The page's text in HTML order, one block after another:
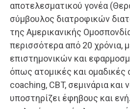
αποτελεσματικού γονέα
σύμβουλος διατροφικών
της Αμερικανικής
περισσότερα από 20 χρόνια,
επιστημονικών και
όπως ατομικές και ομαδικές
coaching, CBT, σεμινάρια και
υποστηρίζει έφηβους και